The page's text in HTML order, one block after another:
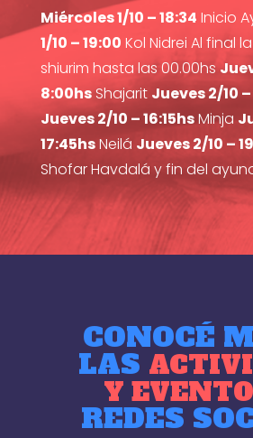
Miércoles 1/10 – 18:34 Inicio
1/10 – 19:00 Kol Nidrei Al final
shiurim hasta las 00.00hs
8:00hsShajarit Jueves 2/10
Jueves 2/10 – 16:15hsMinja
17:45hsNeilá Jueves 2/10 –
Shofar Havdalá y fin del
CONOCÉ
LAS
Y
REDES